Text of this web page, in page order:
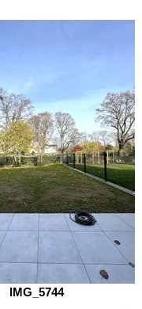
IMG_5744